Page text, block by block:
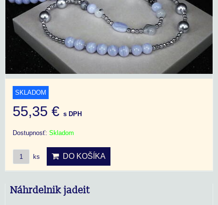
SKLADOM
55,35 € s DPH
Dostupnosť: Skladom
ks DO KOŠÍKA
Náhrdelnik jadeit